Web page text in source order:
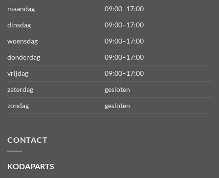
maandag
09:00–17:00
dinsdag
09:00–17:00
woensdag
09:00–17:00
donderdag
09:00–17:00
vrijdag
09:00–17:00
zaterdag
gesloten
zondag
gesloten
CONTACT
KODAPARTS